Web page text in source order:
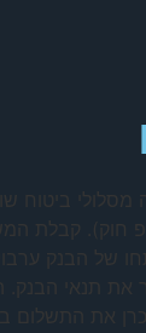
מסלולי ביטוח
חוק). קבלת
של הבנק
את תנאי הבנק.
את התשלום